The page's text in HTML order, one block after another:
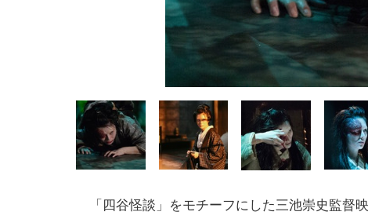
「四谷怪談」をモチーフにした三池崇史監督